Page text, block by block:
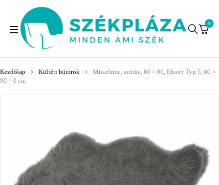
0
Kezdőlap Kültéri bútorok
Műszőrme, szürke, 60 × 90, Ebony Typ 5, 60 ×
90 × 0 cm